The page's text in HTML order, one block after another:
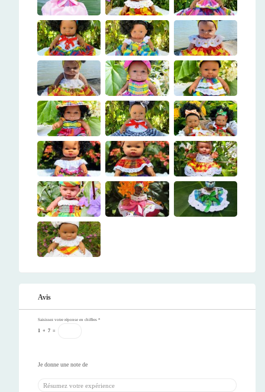
Avis
Saisissez votre réponse en chiffres *
1 + 7 =